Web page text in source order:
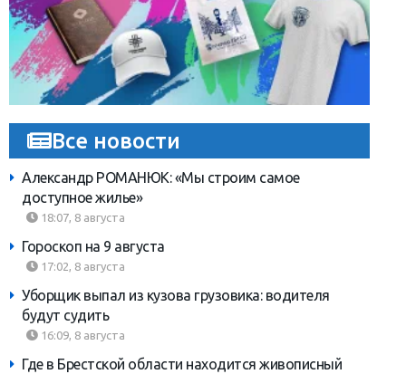
Все новости
Александр РОМАНЮК: «Мы строим самое
доступное жилье»
18:07, 8 августа
Гороскоп на 9 августа
17:02, 8 августа
Уборщик выпал из кузова грузовика: водителя
будут судить
16:09, 8 августа
Где в Брестской области находится живописный